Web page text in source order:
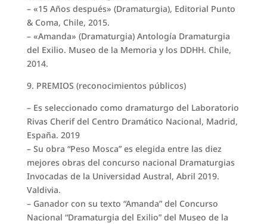
– «15 Años después» (Dramaturgia), Editorial Punto
& Coma, Chile, 2015.
– «Amanda» (Dramaturgia) Antología Dramaturgia
del Exilio. Museo de la Memoria y los DDHH. Chile,
2014.
9. PREMIOS (reconocimientos públicos)
– Es seleccionado como dramaturgo del Laboratorio
Rivas Cherif del Centro Dramático Nacional, Madrid,
España. 2019
– Su obra “Peso Mosca” es elegida entre las diez
mejores obras del concurso nacional Dramaturgias
Invocadas de la Universidad Austral, Abril 2019.
Valdivia.
– Ganador con su texto “Amanda” del Concurso
Nacional “Dramaturgia del Exilio” del Museo de la